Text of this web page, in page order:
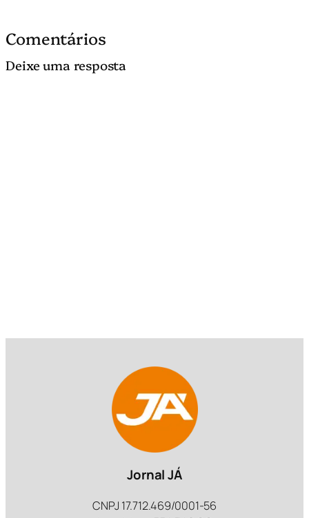
Comentários
Deixe uma resposta
Jornal JÁ
CNPJ 17.712.469/0001-56